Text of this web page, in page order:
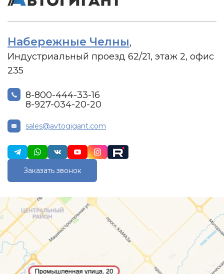
Набережные Челны,
Индустриальный проезд 62/21, этаж 2, офис
235
8-800-444-33-16
8-927-034-20-20
sales@avtogigant.com
Заказать звонок